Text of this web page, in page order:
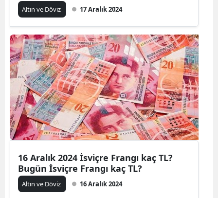
Altın ve Döviz 17 Aralık 2024
16 Aralık 2024 İsviçre Frangı kaç TL?
Bugün İsviçre Frangı kaç TL?
Altın ve Döviz 16 Aralık 2024